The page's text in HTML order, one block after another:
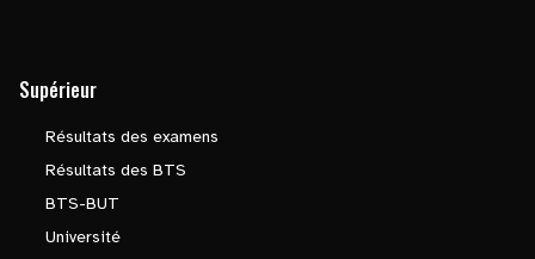
Supérieur
Résultats des examens
Résultats des BTS
BTS-BUT
Université